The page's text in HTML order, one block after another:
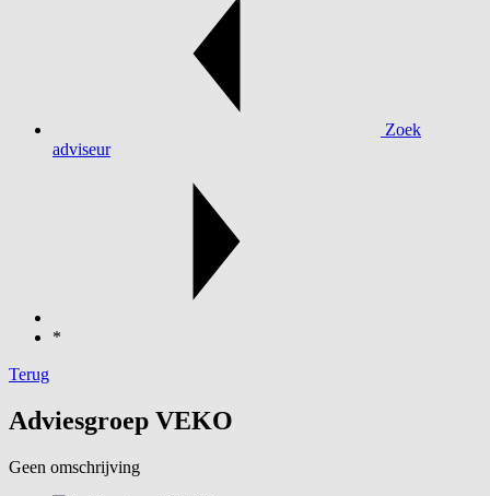
Zoek
adviseur
*
Terug
Adviesgroep VEKO
Geen omschrijving